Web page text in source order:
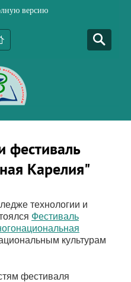
версию
фестиваль
Карелия"
технологии и
Фестиваль
культурам
фестиваля